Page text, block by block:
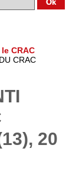
CRAC
CRAC
20